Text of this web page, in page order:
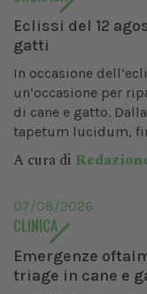
Eclissi del 12
gatti
In occasione
un’occasione per
di cane e gatto.
tapetum lucidum,
A cura di
07/08/2026
CLINICA
Emergenze
triage in cane e